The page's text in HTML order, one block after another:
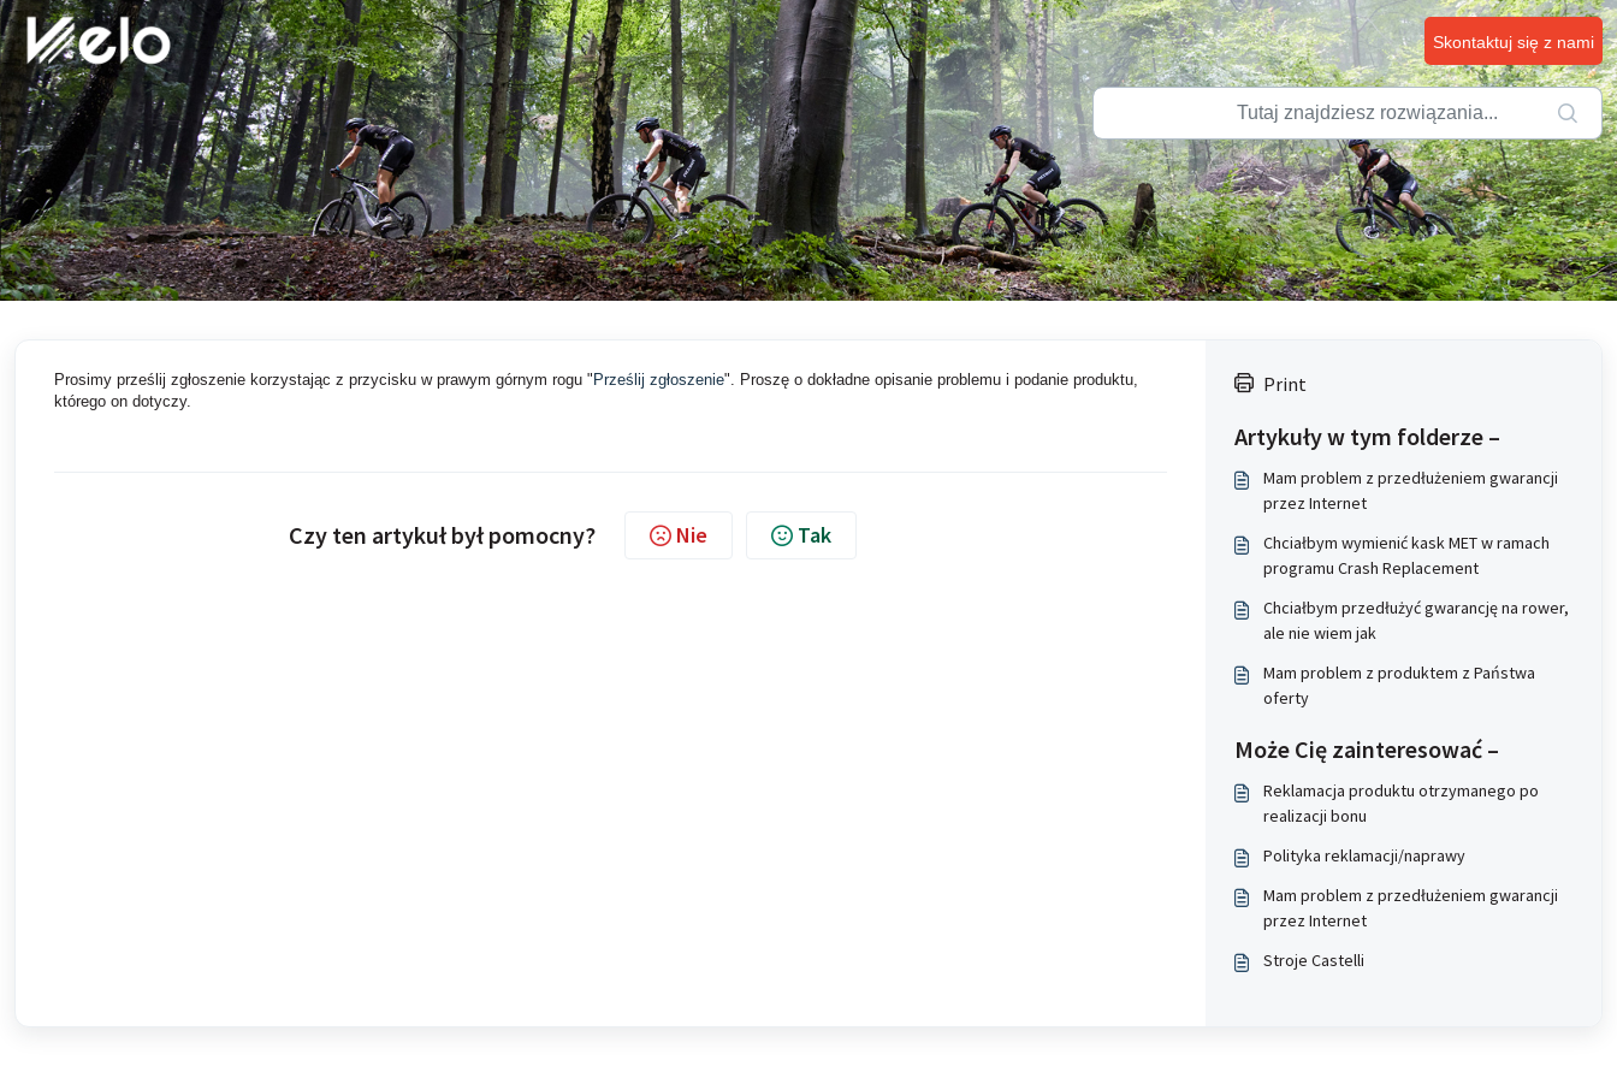
Przejdź do głównej treści
Skontaktuj się z nami
Prosimy prześlij zgłoszenie korzystając z przycisku w prawym górnym rogu " Prześlij zgłoszenie". Proszę o dokładne opisanie problemu i podanie produktu,
którego on dotyczy.
Czy ten artykuł był pomocny? Nie Tak
Print
Artykuły w tym folderze –
Mam problem z przedłużeniem gwarancji
przez Internet
Chciałbym wymienić kask MET w ramach
programu Crash Replacement
Chciałbym przedłużyć gwarancję na rower,
ale nie wiem jak
Mam problem z produktem z Państwa
oferty
Może Cię zainteresować –
Reklamacja produktu otrzymanego po
realizacji bonu
Polityka reklamacji/naprawy
Mam problem z przedłużeniem gwarancji
przez Internet
Stroje Castelli